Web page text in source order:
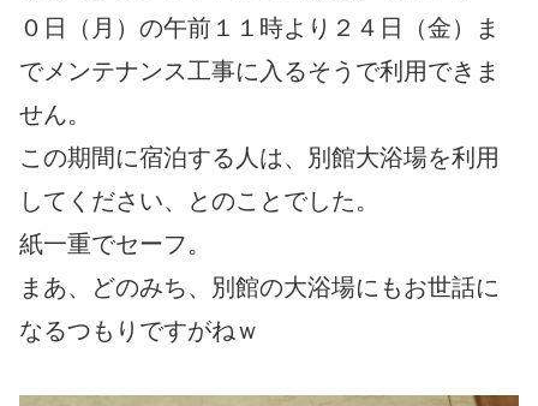
０日（月）の午前１１時より２４日（金）ま
でメンテナンス工事に入るそうで利用できま
せん。
この期間に宿泊する人は、別館大浴場を利用
してください、とのことでした。
紙一重でセーフ。
まあ、どのみち、別館の大浴場にもお世話に
なるつもりですがねｗ